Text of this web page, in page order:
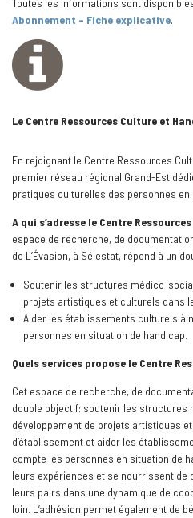
Toutes les informations sont
Abonnement – Fiche explicative.
Le Centre Ressources Culture et
En rejoignant le Centre Ressources
premier réseau régional Grand-Est
pratiques culturelles des personnes en
A qui s’adresse le Centre
espace de recherche, de
de L’Évasion, à Sélestat, répond à un
Soutenir les structures médico-
projets artistiques et culturels dans
Aider les établissements culturels à
personnes en situation de handicap.
Quels services propose le Centre
Cet espace de recherche, de
double objectif: soutenir les structures
développement de projets artistiques
d’établissement et aider les
compte les personnes en situation de
leurs expériences et se nourrissent
leurs pairs dans une dynamique de
loin. L’adhésion permet également de